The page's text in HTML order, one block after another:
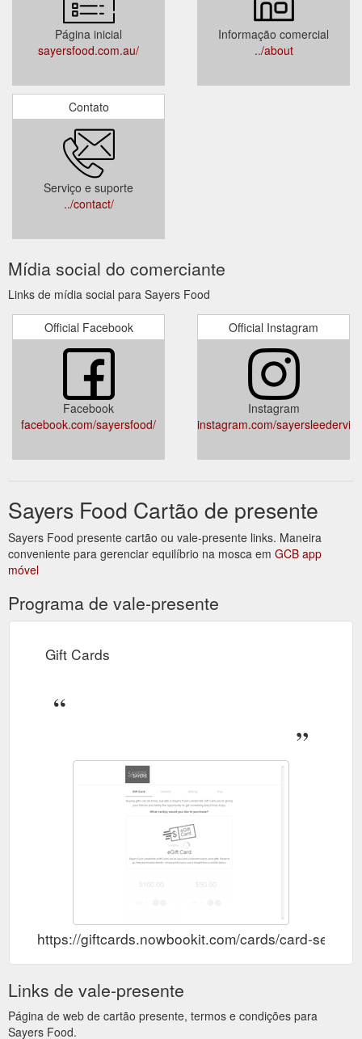
Página inicial
sayersfood.com.au/
Informação comercial
../about
Contato
Serviço e suporte
../contact/
Mídia social do comerciante
Links de mídia social para Sayers Food
Official Facebook
Facebook
facebook.com/sayersfood/
Official Instagram
Instagram
instagram.com/
Sayers Food Cartão de presente
Sayers Food presente cartão ou vale-presente links. Maneira
conveniente para gerenciar equilíbrio na mosca em GCB app
móvel
Programa de vale-presente
Gift Cards
https://giftcards.nowbookit.com/cards/card-
Links de vale-presente
Página de web de cartão presente, termos e condições para
Sayers Food.